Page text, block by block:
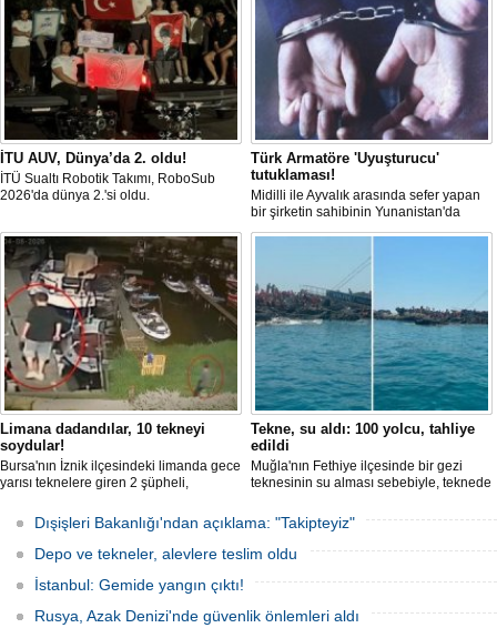
İTU AUV, Dünya’da 2. oldu!
İTÜ Sualtı Robotik Takımı, RoboSub
2026'da dünya 2.'si oldu.
Türk Armatöre 'Uyuşturucu'
tutuklaması!
Midilli ile Ayvalık arasında sefer yapan
bir şirketin sahibinin Yunanistan'da
tutuklandığı bildirildi.
Limana dadandılar, 10 tekneyi
soydular!
Bursa'nın İznik ilçesindeki limanda gece
yarısı teknelere giren 2 şüpheli,
çaldı. Olay, güvenlik kameralarına
yansıdı, tekne sahiplerinin ihbarıyla
jandarma inceleme başlattı.
Tekne, su aldı: 100 yolcu, tahliye
edildi
Muğla'nın Fethiye ilçesinde bir gezi
teknesinin su alması sebebiyle, teknede
teknenin batmaması için bölgede
kurtarma çalışması başlatıldı.
Dışişleri Bakanlığı'ndan açıklama: "Takipteyiz"
Depo ve tekneler, alevlere teslim oldu
İstanbul: Gemide yangın çıktı!
Rusya, Azak Denizi'nde güvenlik önlemleri aldı